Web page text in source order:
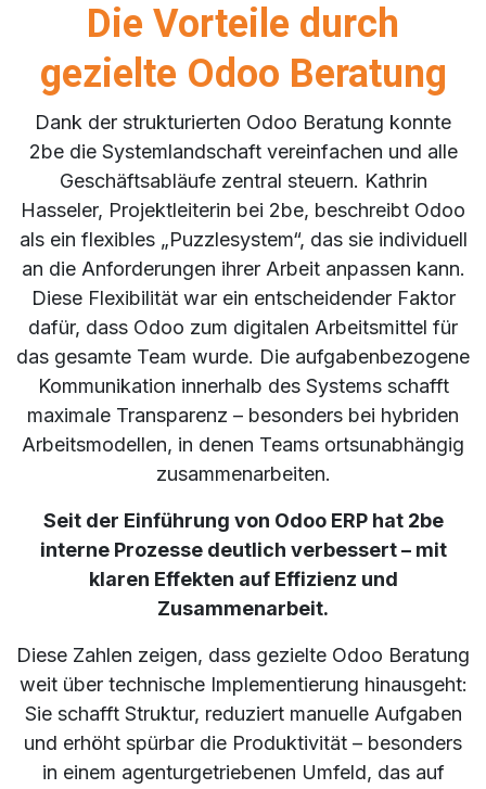
Die Vorteile durch
gezielte Odoo Beratung
Dank der strukturierten Odoo Beratung konnte
2be die Systemlandschaft vereinfachen und alle
Geschäftsabläufe zentral steuern. Kathrin
Hasseler, Projektleiterin bei 2be, beschreibt Odoo
als ein flexibles „Puzzlesystem“, das sie individuell
an die Anforderungen ihrer Arbeit anpassen kann.
Diese Flexibilität war ein entscheidender Faktor
dafür, dass Odoo zum digitalen Arbeitsmittel für
das gesamte Team wurde. Die aufgabenbezogene
Kommunikation innerhalb des Systems schafft
maximale Transparenz – besonders bei hybriden
Arbeitsmodellen, in denen Teams ortsunabhängig
zusammenarbeiten.
Seit der Einführung von Odoo ERP hat 2be
interne Prozesse deutlich verbessert – mit
klaren Effekten auf Effizienz und
Zusammenarbeit.
Diese Zahlen zeigen, dass gezielte Odoo Beratung
weit über technische Implementierung hinausgeht:
Sie schafft Struktur, reduziert manuelle Aufgaben
und erhöht spürbar die Produktivität – besonders
in einem agenturgetriebenen Umfeld, das auf